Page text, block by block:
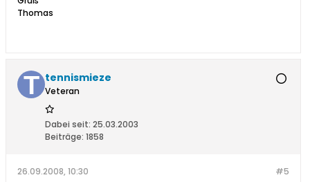
Thomas
tennismieze
Veteran
Dabei seit: 25.03.2003
Beiträge: 1858
#5
26.09.2008, 10:30